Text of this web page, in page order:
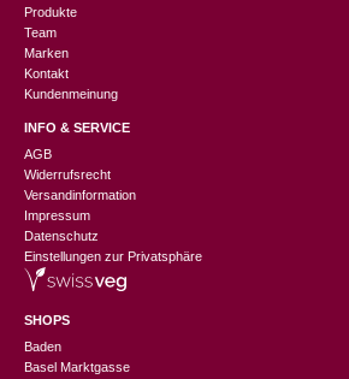
Produkte
Team
Marken
Kontakt
Kundenmeinung
INFO & SERVICE
AGB
Widerrufsrecht
Versandinformation
Impressum
Datenschutz
Einstellungen zur Privatsphäre
SHOPS
Baden
Basel Marktgasse